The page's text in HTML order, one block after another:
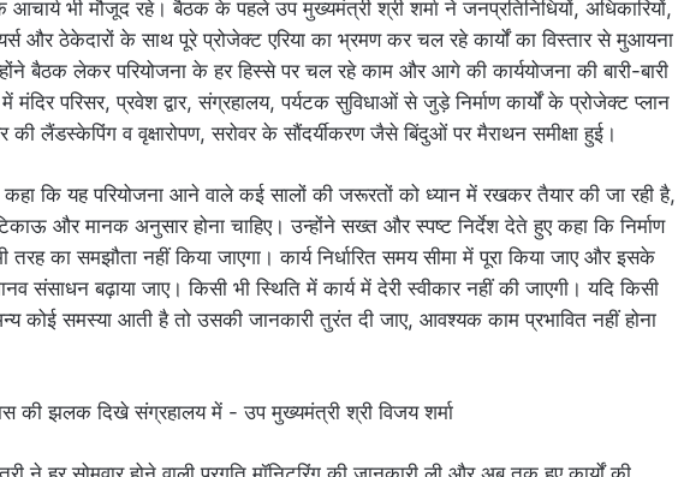
आचार्य भी मौजूद रहे। बैठक के पहले उप मुख्यमंत्री श्री शर्मा ने जनप्रतिनिधियों, अधिकारियों,
और ठेकेदारों के साथ पूरे प्रोजेक्ट एरिया का भ्रमण कर चल रहे कार्यों का विस्तार से मुआयना
बैठक लेकर परियोजना के हर हिस्से पर चल रहे काम और आगे की कार्ययोजना की बारी-बारी
मंदिर परिसर, प्रवेश द्वार, संग्रहालय, पर्यटक सुविधाओं से जुड़े निर्माण कार्यों के प्रोजेक्ट प्लान
लैंडस्केपिंग व वृक्षारोपण, सरोवर के सौंदर्यीकरण जैसे बिंदुओं पर मैराथन समीक्षा हुई।
कहा कि यह परियोजना आने वाले कई सालों की जरूरतों को ध्यान में रखकर तैयार की जा रही है,
और मानक अनुसार होना चाहिए। उन्होंने सख्त और स्पष्ट निर्देश देते हुए कहा कि निर्माण
तरह का समझौता नहीं किया जाएगा। कार्य निर्धारित समय सीमा में पूरा किया जाए और इसके
संसाधन बढ़ाया जाए। किसी भी स्थिति में कार्य में देरी स्वीकार नहीं की जाएगी। यदि किसी
कोई समस्या आती है तो उसकी जानकारी तुरंत दी जाए, आवश्यक काम प्रभावित नहीं होना